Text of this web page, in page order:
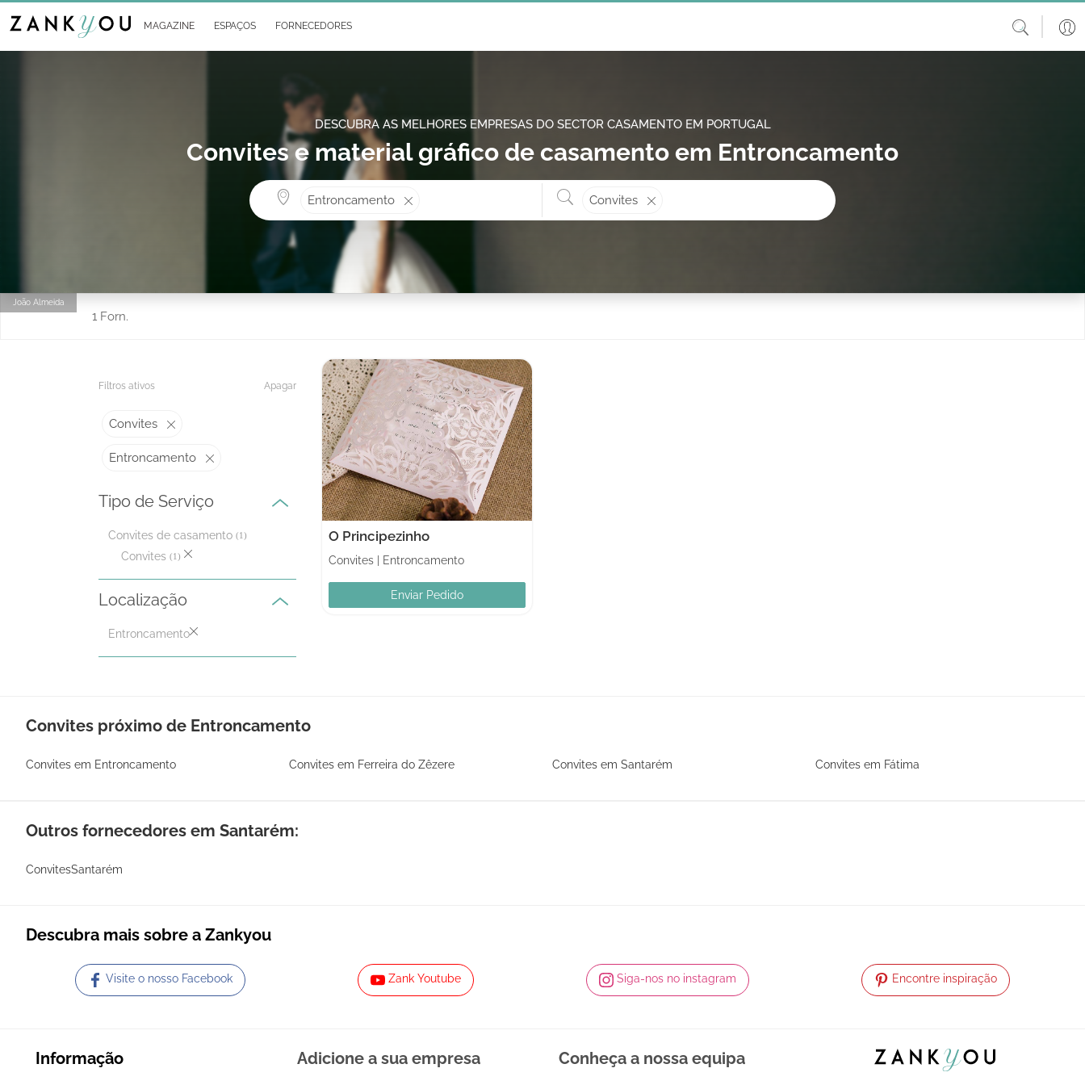
MAGAZINE ESPAÇOS FORNECEDORES
DESCUBRA AS MELHORES EMPRESAS DO SECTOR CASAMENTO EM PORTUGAL
Convites e material gráfico de casamento em Entroncamento
Entroncamento Convites
João Almeida
1 Forn.
Filtros ativos Apagar
Convites
Entroncamento
Tipo de Serviço
Convites de casamento (1)
Convites (1)
Localização
Entroncamento
O Principezinho
Convites Entroncamento
Enviar Pedido
Convites próximo de Entroncamento
Convites em Entroncamento Convites em Ferreira do Zêzere Convites em Santarém Convites em Fátima
Outros fornecedores em Santarém:
ConvitesSantarém
Descubra mais sobre a Zankyou
Visite o nosso Facebook Zank Youtube Siga-nos no instagram Encontre inspiração
Informação Adicione a sua empresa Conheça a nossa equipa